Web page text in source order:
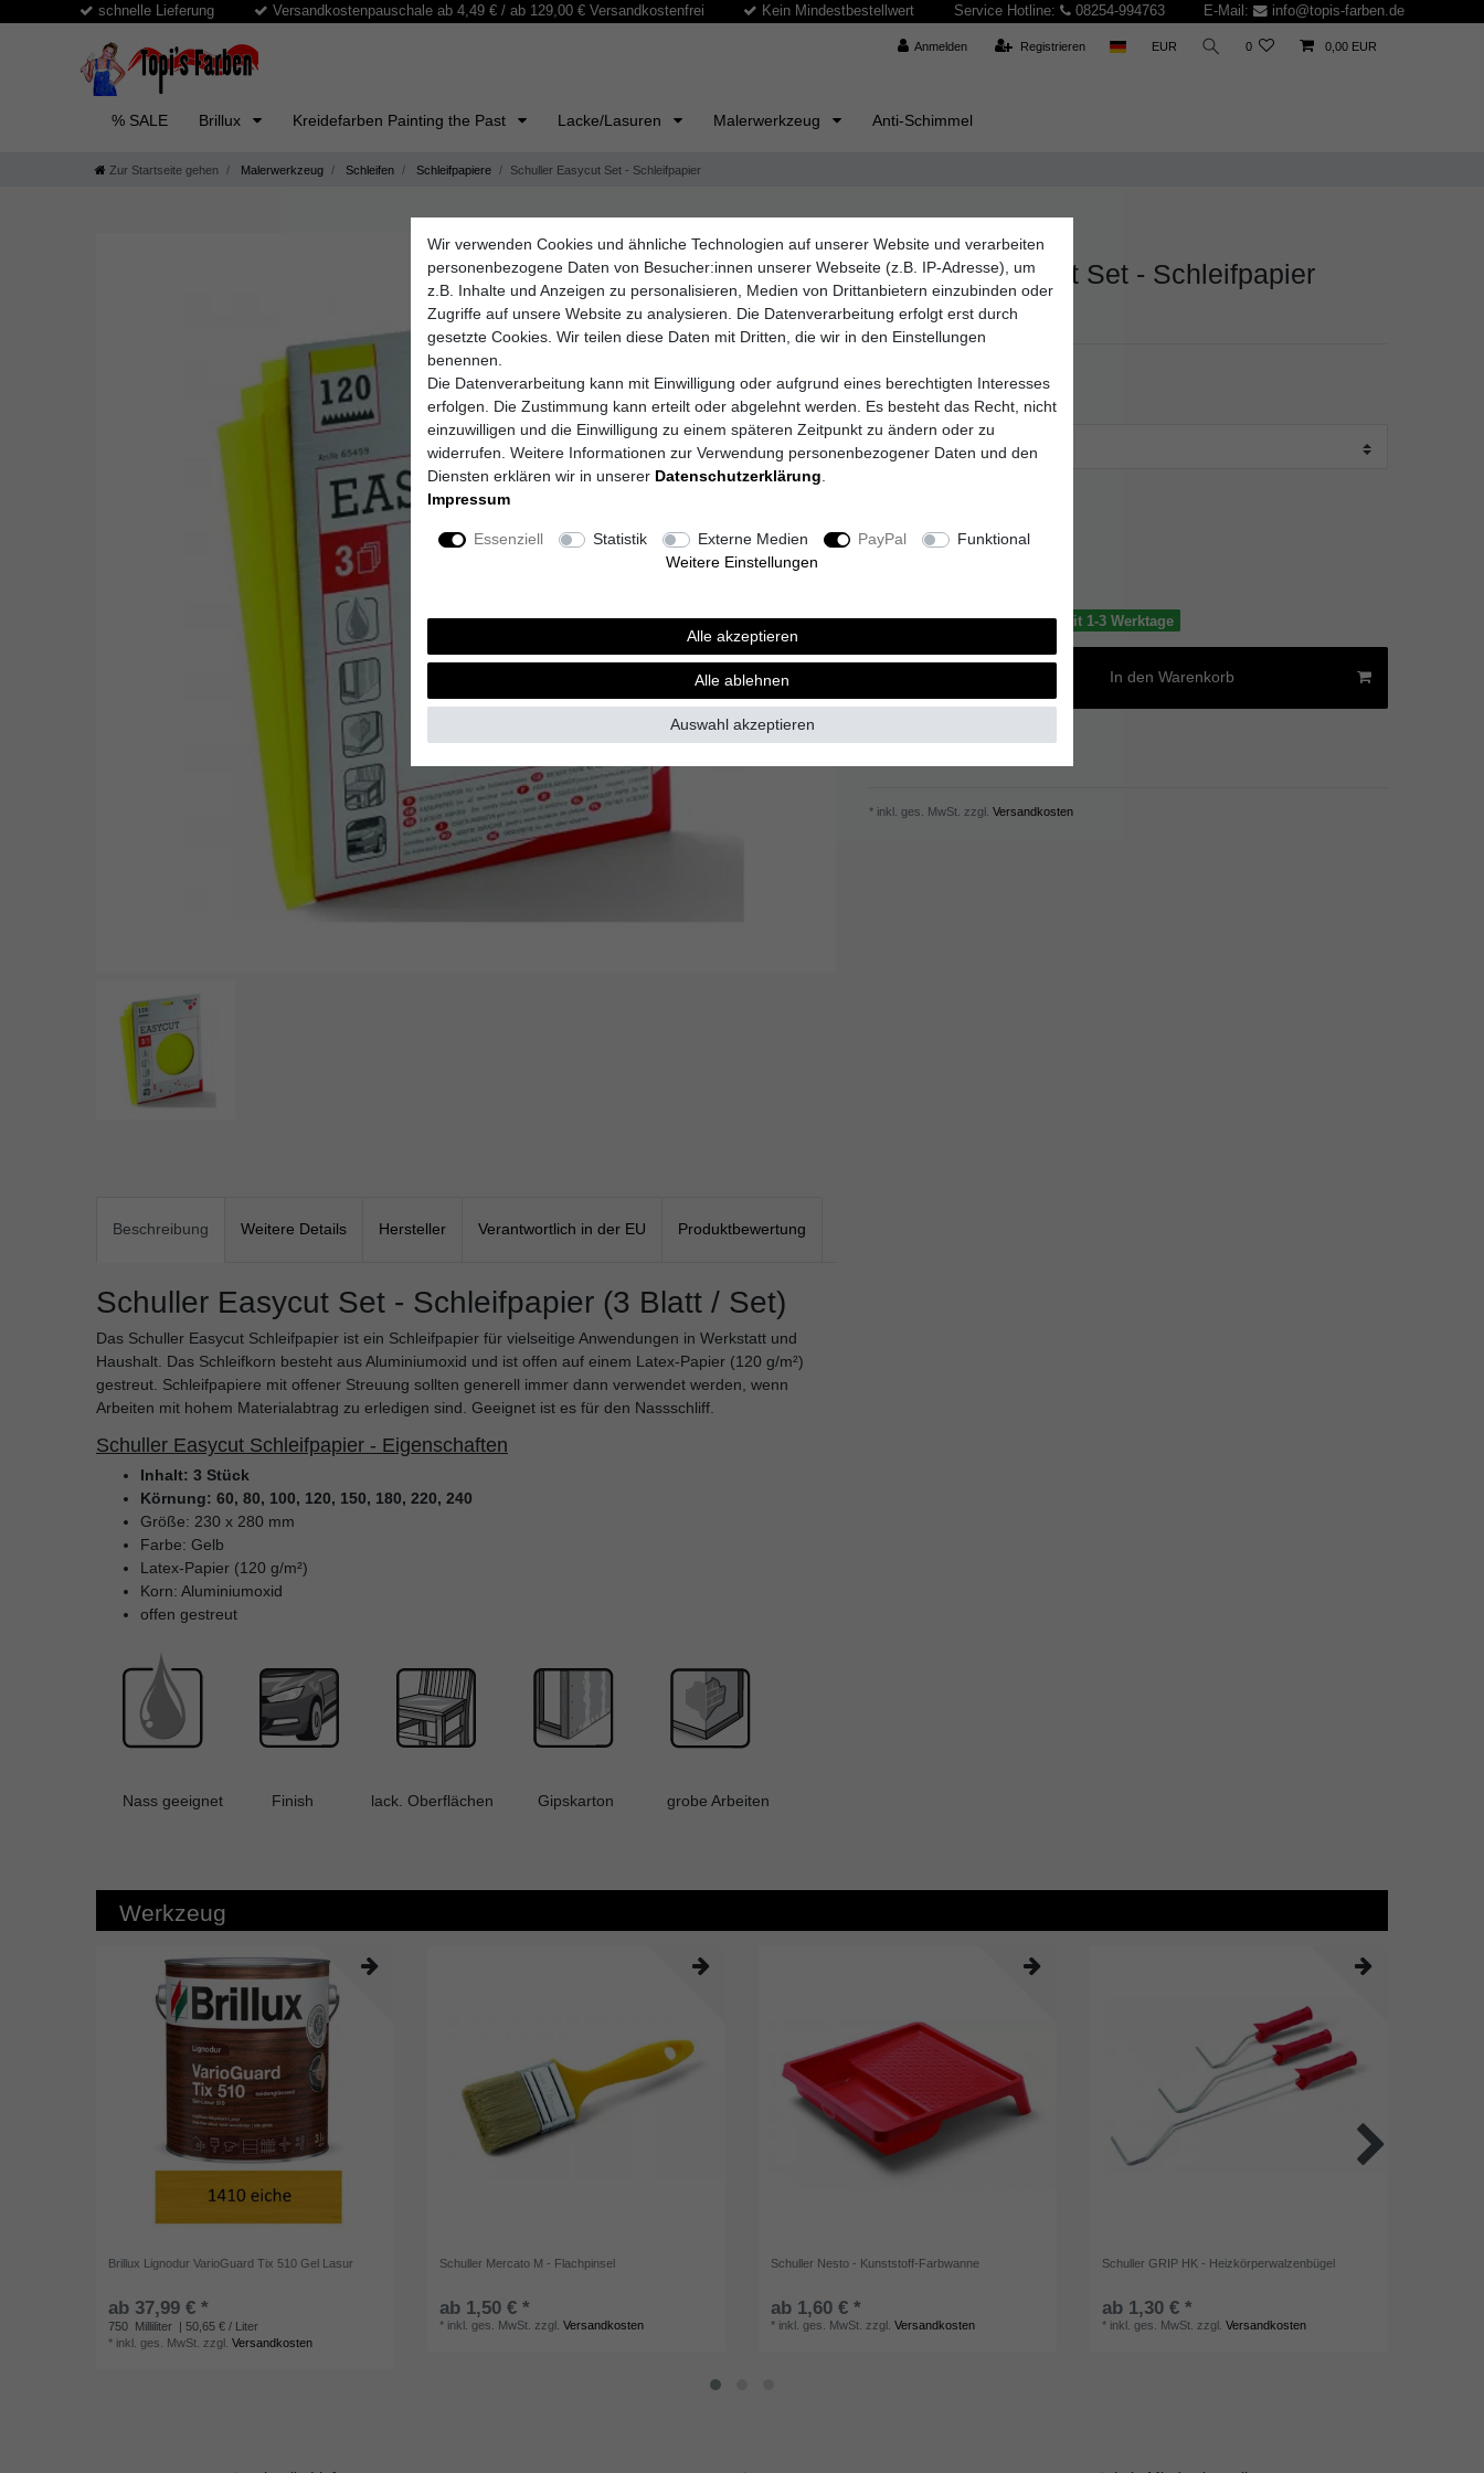
schnelle Lieferung Versandkostenpauschale ab 4,49 € / ab 129,00 € Versandkostenfrei Kein Mindestbestellwert Service Hotline: 08254-994763 E-Mail: info@topis-farben.de
Anmelden Registrieren EUR 0 0,00 EUR
% SALE Brillux Kreidefarben Painting the Past Lacke/Lasuren Malerwerkzeug Anti-Schimmel
Zur Startseite gehen Malerwerkzeug Schleifen Schleifpapiere Schuller Easycut Set - Schleifpapier
Schuller Eh´klar GmbH
Schuller Easycut Set - Schleifpapier
KÖRNUNG
Sofort versandfertig, Lieferzeit 1-3 Werktage
In den Warenkorb
* inkl. ges. MwSt. zzgl. Versandkosten
Beschreibung Weitere Details Hersteller Verantwortlich in der EU Produktbewertung
Schuller Easycut Set - Schleifpapier (3 Blatt / Set)
Das Schuller Easycut Schleifpapier ist ein Schleifpapier für vielseitige Anwendungen in Werkstatt und
Haushalt. Das Schleifkorn besteht aus Aluminiumoxid und ist offen auf einem Latex-Papier (120 g/m²)
gestreut. Schleifpapiere mit offener Streuung sollten generell immer dann verwendet werden, wenn
Arbeiten mit hohem Materialabtrag zu erledigen sind. Geeignet ist es für den Nassschliff.
Schuller Easycut Schleifpapier - Eigenschaften
Inhalt: 3 Stück
Körnung: 60, 80, 100, 120, 150, 180, 220, 240
Größe: 230 x 280 mm
Farbe: Gelb
Latex-Papier (120 g/m²)
Korn: Aluminiumoxid
offen gestreut
Nass geeignet Finish lack. Oberflächen Gipskarton grobe Arbeiten
Werkzeug
Brillux Lignodur VarioGuard Tix 510 Gel Lasur
ab 37,99 € *
750 Milliliter | 50,65 € / Liter
* inkl. ges. MwSt. zzgl.Versandkosten
Schuller Mercato M - Flachpinsel
ab 1,50 € *
* inkl. ges. MwSt. zzgl.Versandkosten
Schuller Nesto - Kunststoff-Farbwanne
ab 1,60 € *
* inkl. ges. MwSt. zzgl.Versandkosten
Schuller GRIP HK - Heizkörperwalzenbügel
ab 1,30 € *
* inkl. ges. MwSt. zzgl.Versandkosten
Wir verwenden Cookies und ähnliche Technologien auf unserer Website und verarbeiten
personenbezogene Daten von Besucher:innen unserer Webseite (z.B. IP-Adresse), um
z.B. Inhalte und Anzeigen zu personalisieren, Medien von Drittanbietern einzubinden oder
Zugriffe auf unsere Website zu analysieren. Die Datenverarbeitung erfolgt erst durch
gesetzte Cookies. Wir teilen diese Daten mit Dritten, die wir in den Einstellungen
benennen.
Die Datenverarbeitung kann mit Einwilligung oder aufgrund eines berechtigten Interesses
erfolgen. Die Zustimmung kann erteilt oder abgelehnt werden. Es besteht das Recht, nicht
einzuwilligen und die Einwilligung zu einem späteren Zeitpunkt zu ändern oder zu
widerrufen. Weitere Informationen zur Verwendung personenbezogener Daten und den
Diensten erklären wir in unserer Daten­schutz­erklärung
Impressum
Essenziell Statistik Externe Medien PayPal
Funktional
Weitere Einstellungen
Alle akzeptieren
Alle ablehnen
Auswahl akzeptieren